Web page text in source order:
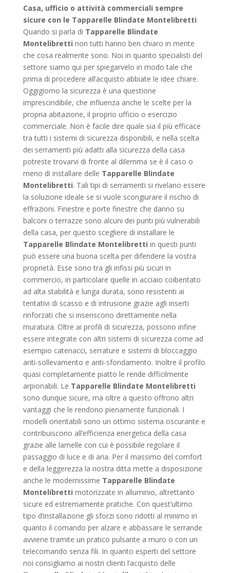
Casa, ufficio o attività commerciali sempre
sicure con le Tapparelle Blindate Montelibretti
Quando si parla di Tapparelle Blindate
Montelibretti non tutti hanno ben chiaro in mente
che cosa realmente sono. Noi in quanto specialisti del
settore siamo qui per spiegarvelo in modo tale che
prima di procedere all’acquisto abbiate le idee chiare.
Oggigiorno la sicurezza è una questione
imprescindibile, che influenza anche le scelte per la
propria abitazione, il proprio ufficio o esercizio
commerciale. Non è facile dire quale sia il più efficace
tra tutti i sistemi di sicurezza disponibili, e nella scelta
dei serramenti più adatti alla sicurezza della casa
potreste trovarvi di fronte al dilemma se è il caso o
meno di installare delle Tapparelle Blindate
Montelibretti. Tali tipi di serramenti si rivelano essere
la soluzione ideale se si vuole scongiurare il rischio di
effrazioni. Finestre e porte finestre che danno su
balconi o terrazze sono alcuni dei punti più vulnerabili
della casa, per questo scegliere di installare le
Tapparelle Blindate Montelibretti in questi punti
può essere una buona scelta per difendere la vostra
proprietà. Esse sono tra gli infissi più sicuri in
commercio, in particolare quelle in acciaio coibentato
ad alta stabilità e lunga durata, sono resistenti ai
tentativi di scasso e di intrusione grazie agli inserti
rinforzati che si inseriscono direttamente nella
muratura. Oltre ai profili di sicurezza, possono infine
essere integrate con altri sistemi di sicurezza come ad
esempio catenacci, serrature e sistemi di bloccaggio
anti-sollevamento e anti-sfondamento. Inoltre il profilo
quasi completamente piatto le rende difficilmente
arpionabili. Le Tapparelle Blindate Montelibretti
sono dunque sicure, ma oltre a questo offrono altri
vantaggi che le rendono pienamente funzionali. I
modelli orientabili sono un ottimo sistema oscurante e
contribuiscono all’efficienza energetica della casa
grazie alle lamelle con cui è possibile regolare il
passaggio di luce e di aria. Per il massimo del comfort
e della leggerezza la nostra ditta mette a disposizione
anche le modernissime Tapparelle Blindate
Montelibretti motorizzate in alluminio, altrettanto
sicure ed estremamente pratiche. Con quest’ultimo
tipo d’installazione gli sforzi sono ridotti al minimo in
quanto il comando per alzare e abbassare le serrande
avviene tramite un pratico pulsante a muro o con un
telecomando senza fili. In quanto esperti del settore
noi consigliamo ai nostri clienti l’acquisto delle